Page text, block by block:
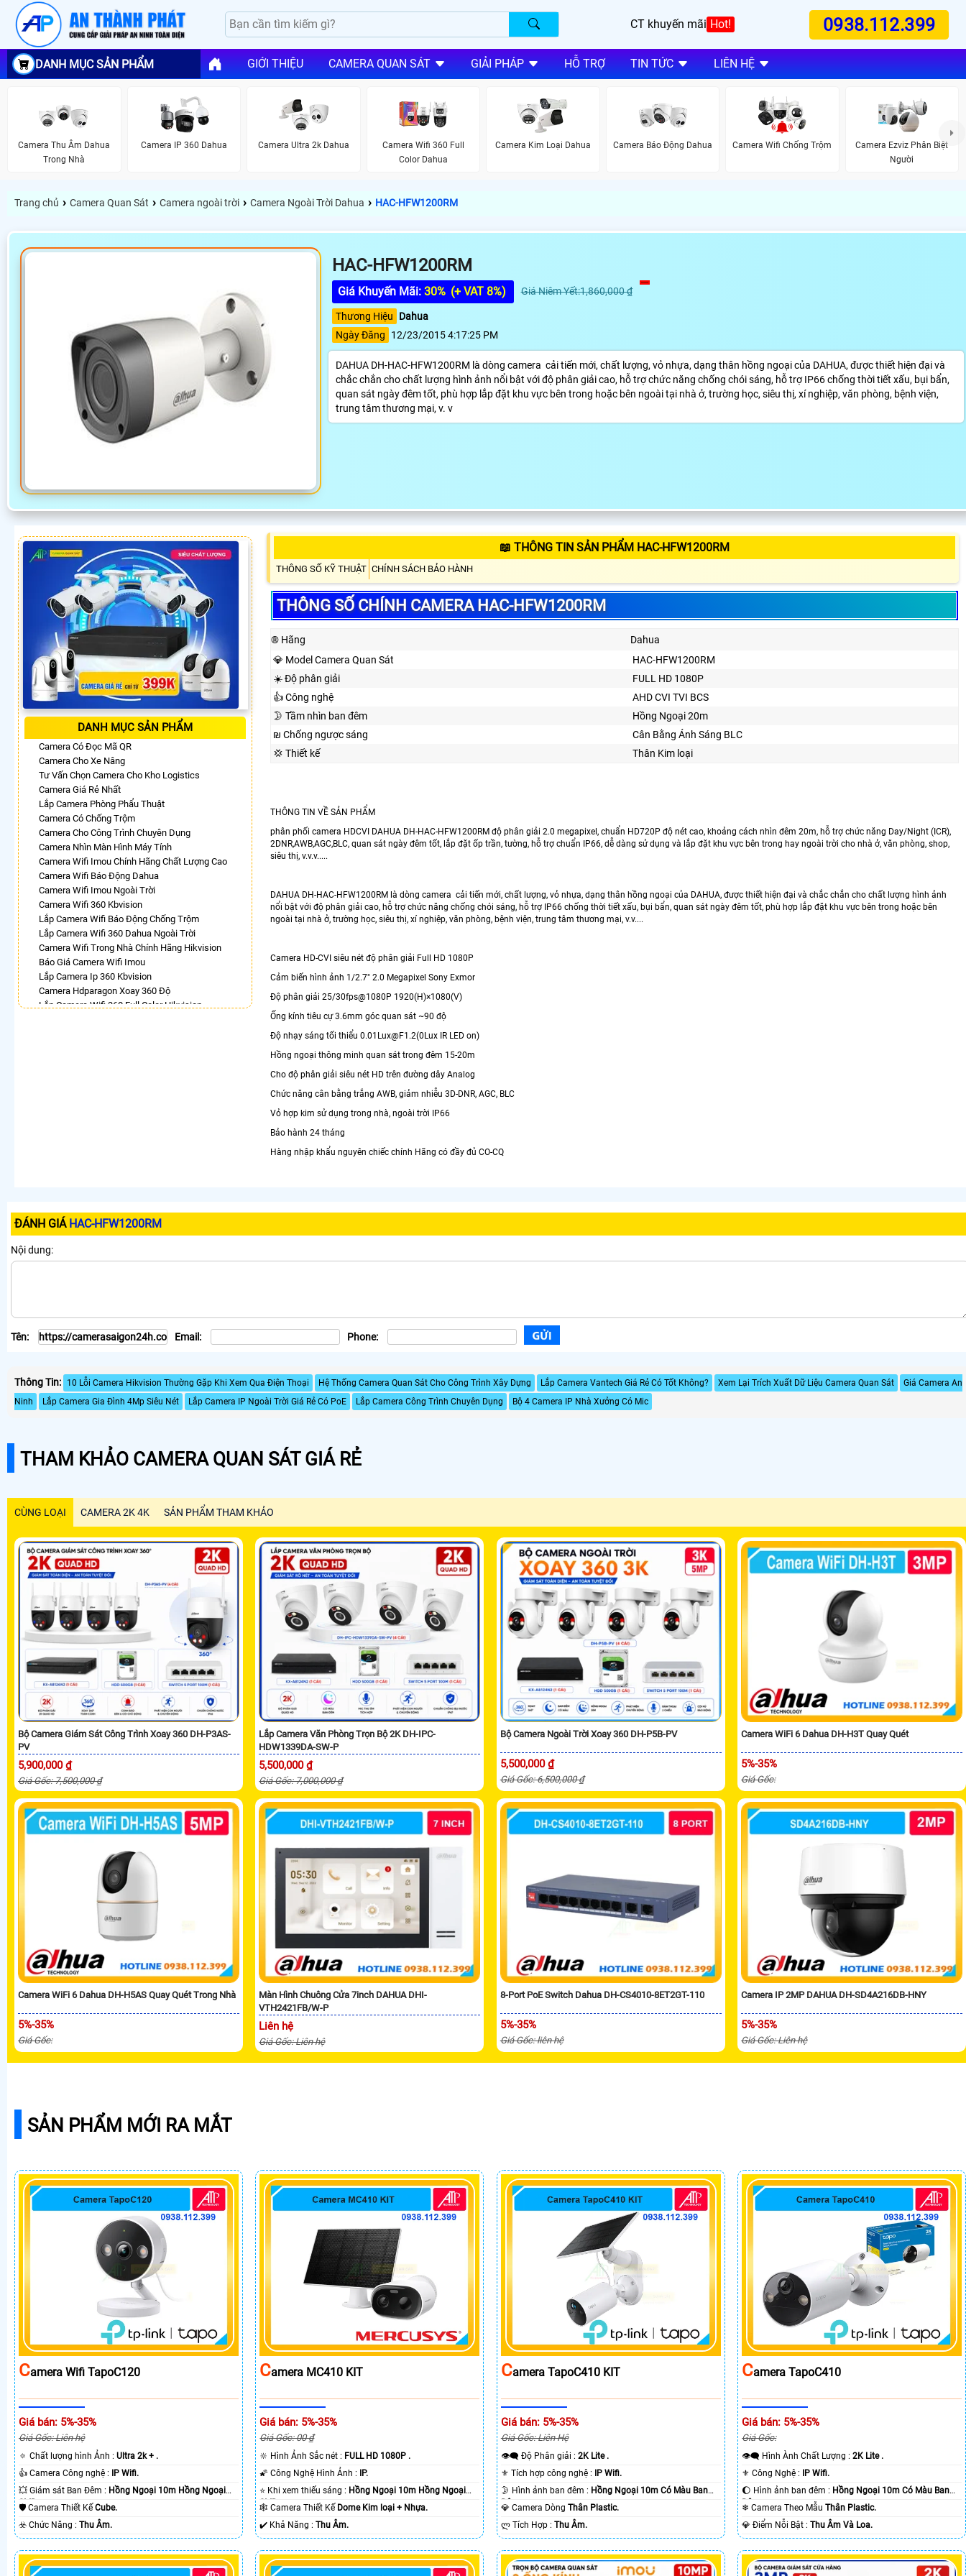
CT khuyến mãi Hot! 0938.112.399
DANH MỤC SẢN PHẨM GIỚI THIỆU CAMERA QUAN SÁT GIẢI PHÁP HỖ TRỢ TIN TỨC LIÊN HỆ
Camera Thu Âm Dahua
Trong Nhà
Camera IP 360 Dahua Camera Ultra 2k Dahua
Camera Wifi 360 Full
Color Dahua
Camera Kim Loại Dahua Camera Báo Động Dahua Camera Wifi Chống Trộm
Camera Ezviz Phân Biệt
Người
Trang chủ › Camera Quan Sát › Camera ngoài trời › Camera Ngoài Trời Dahua › HAC-HFW1200RM
HAC-HFW1200RM
Giá Khuyến Mãi: 30% (+ VAT 8%) Giá Niêm Yết:1,860,000 ₫
Thương Hiệu
Dahua
Ngày Đăng
12/23/2015 4:17:25 PM
DAHUA DH-HAC-HFW1200RM là dòng camera cải tiến mới, chất lượng, vỏ nhựa, dạng thân hồng ngoại của DAHUA, được thiết hiện đại và
chắc chắn cho chất lượng hình ảnh nổi bật với độ phân giải cao, hỗ trợ chức năng chống chói sáng, hỗ trợ IP66 chống thời tiết xấu, bụi bẩn,
quan sát ngày đêm tốt, phù hợp lắp đặt khu vực bên trong hoặc bên ngoài tại nhà ở, trường học, siêu thị, xí nghiệp, văn phòng, bệnh viện,
trung tâm thương mại, v. v
DANH MỤC SẢN PHẨM
Camera Có Đọc Mã QR
Camera Cho Xe Nâng
Tư Vấn Chọn Camera Cho Kho Logistics
Camera Giá Rẻ Nhất
Lắp Camera Phòng Phẩu Thuật
Camera Có Chống Trộm
Camera Cho Công Trình Chuyên Dụng
Camera Nhìn Màn Hình Máy Tính
Camera Wifi Imou Chính Hãng Chất Lượng Cao
Camera Wifi Báo Động Dahua
Camera Wifi Imou Ngoài Trời
Camera Wifi 360 Kbvision
Lắp Camera Wifi Báo Động Chống Trộm
Lắp Camera Wifi 360 Dahua Ngoài Trời
Camera Wifi Trong Nhà Chính Hãng Hikvision
Báo Giá Camera Wifi Imou
Lắp Camera Ip 360 Kbvision
Camera Hdparagon Xoay 360 Độ
Lắp Camera Wifi 360 Full Color Hikvision
Camera 360 Giá Rẻ
📖 THÔNG TIN SẢN PHẨM HAC-HFW1200RM
THÔNG SỐ KỸ THUẬT CHÍNH SÁCH BẢO HÀNH
THÔNG SỐ CHÍNH CAMERA HAC-HFW1200RM
®️ Hãng
Dahua
💎 Model Camera Quan Sát
HAC-HFW1200RM
☀️ Độ phân giải
FULL HD 1080P
👍 Công nghệ
AHD CVI TVI BCS
🌛 Tầm nhìn ban đêm
Hồng Ngoại 20m
₪ Chống ngược sáng
Cân Bằng Ánh Sáng BLC
💢 Thiết kế
Thân Kim loại
THÔNG TIN VỀ SẢN PHẨM
phân phối camera HDCVI DAHUA DH-HAC-HFW1200RM độ phân giải 2.0 megapixel, chuẩn HD720P độ nét cao, khoảng cách nhìn đêm 20m, hỗ trợ chức năng Day/Night (ICR),
2DNR,AWB,AGC,BLC, quan sát ngày đêm tốt, lắp đặt ốp trần, tường, hỗ trợ chuẩn IP66, dễ dàng sử dụng và lắp đặt khu vực bên trong hay ngoài trời cho nhà ở, văn phòng, shop,
siêu thị, v.v.v.....
DAHUA DH-HAC-HFW1200RM là dòng camera cải tiến mới, chất lượng, vỏ nhựa, dạng thân hồng ngoại của DAHUA, được thiết hiện đại và chắc chắn cho chất lượng hình ảnh
nổi bật với độ phân giải cao, hỗ trợ chức năng chống chói sáng, hỗ trợ IP66 chống thời tiết xấu, bụi bẩn, quan sát ngày đêm tốt, phù hợp lắp đặt khu vực bên trong hoặc bên
ngoài tại nhà ở, trường học, siêu thị, xí nghiệp, văn phòng, bệnh viện, trung tâm thương mại, v.v....
Camera HD-CVI siêu nét độ phân giải Full HD 1080P
Cảm biến hình ảnh 1/2.7" 2.0 Megapixel Sony Exmor
Độ phân giải 25/30fps@1080P 1920(H)×1080(V)
Ống kính tiêu cự 3.6mm góc quan sát ~90 độ
Độ nhạy sáng tối thiểu 0.01Lux@F1.2(0Lux IR LED on)
Hồng ngoại thông minh quan sát trong đêm 15-20m
Cho độ phân giải siêu nét HD trên đường dây Analog
Chức năng cân bằng trắng AWB, giảm nhiễu 3D-DNR, AGC, BLC
Vỏ hợp kim sử dụng trong nhà, ngoài trời IP66
Bảo hành 24 tháng
Hàng nhập khẩu nguyên chiếc chính Hãng có đầy đủ CO-CQ
ĐÁNH GIÁ HAC-HFW1200RM
Nội dung:
Tên: Email: Phone:
Thông Tin: 10 Lỗi Camera Hikvision Thường Gặp Khi Xem Qua Điện Thoại Hệ Thống Camera Quan Sát Cho Công Trình Xây Dựng Lắp Camera Vantech Giá Rẻ Có Tốt Không? Xem Lại Trích Xuất Dữ Liệu Camera Quan Sát
Giá Camera An
Ninh
Lắp Camera Gia Đình 4Mp Siêu Nét Lắp Camera IP Ngoài Trời Giá Rẻ Có PoE Lắp Camera Công Trình Chuyên Dụng Bộ 4 Camera IP Nhà Xưởng Có Mic
THAM KHẢO CAMERA QUAN SÁT GIÁ RẺ
CÙNG LOẠI CAMERA 2K 4K SẢN PHẨM THAM KHẢO
Bộ Camera Giám Sát Công Trình Xoay 360 DH-P3AS-
PV
5,900,000 ₫
Giá Gốc: 7,500,000 ₫
Lắp Camera Văn Phòng Trọn Bộ 2K DH-IPC-
HDW1339DA-SW-P
5,500,000 ₫
Giá Gốc: 7,000,000 ₫
Bộ Camera Ngoài Trời Xoay 360 DH-P5B-PV
5,500,000 ₫
Giá Gốc: 6,500,000 ₫
Camera WiFi 6 Dahua DH-H3T Quay Quét
5%-35%
Giá Gốc:
Camera WiFi 6 Dahua DH-H5AS Quay Quét Trong Nhà
5%-35%
Giá Gốc:
Màn Hình Chuông Cửa 7inch DAHUA DHI-
VTH2421FB/W-P
Liên hệ
Giá Gốc: Liên hệ
8-Port PoE Switch Dahua DH-CS4010-8ET2GT-110
5%-35%
Giá Gốc: liên hệ
Camera IP 2MP DAHUA DH-SD4A216DB-HNY
5%-35%
Giá Gốc: Liên hệ
SẢN PHẨM MỚI RA MẮT
CAmera Wifi TapoC120
Giá bán: 5%-35%
Giá Gốc: Liên hệ
🔅 Chất lượng hình Ảnh : Ultra 2k + .
👍 Camera Công nghệ : IP Wifi.
💥 Giám sát Ban Đêm : Hồng Ngoại 10m Hồng Ngoại
SMD.🛡 Camera Thiết KếCube.
️☣️ Chức Năng : Thu Âm.
CAmera MC410 KIT
Giá bán: 5%-35%
Giá Gốc: 00 ₫
🔆 Hình Ảnh Sắc nét : FULL HD 1080P .
🌠 Công Nghệ Hình Ảnh : IP.
⭐ Khi xem thiếu sáng : Hồng Ngoại 10m Hồng Ngoại
SMD.🕸️ Camera Thiết Kế Dome Kim loại + Nhựa.
️✔️ Khả Năng :Thu Âm.
CAmera TapoC410 KIT
Giá bán: 5%-35%
Giá Gốc: Liên Hệ
👁️‍🗨 Độ Phân giải : 2K Lite .
⚜️ Tích hợp công nghệ : IP Wifi.
🌛 Hình ảnh ban đêm : Hồng Ngoại 10m Có Màu Ban
Ðêm.💎 Camera Dòng Thân Plastic.
️ლ Tích Hợp : Thu Âm.
CAmera TapoC410
Giá bán: 5%-35%
Giá Gốc:
👁️‍🗨 Hình Ành Chất Lượng :2K Lite .
⚜️ Công Nghệ : IP Wifi.
🌔 Hình ảnh ban đêm : Hồng Ngoại 10m Có Màu Ban
Ðêm.❄ Camera Theo MẫuThân Plastic.
️💎 Điểm Nỗi Bật :Thu Âm Và Loa.